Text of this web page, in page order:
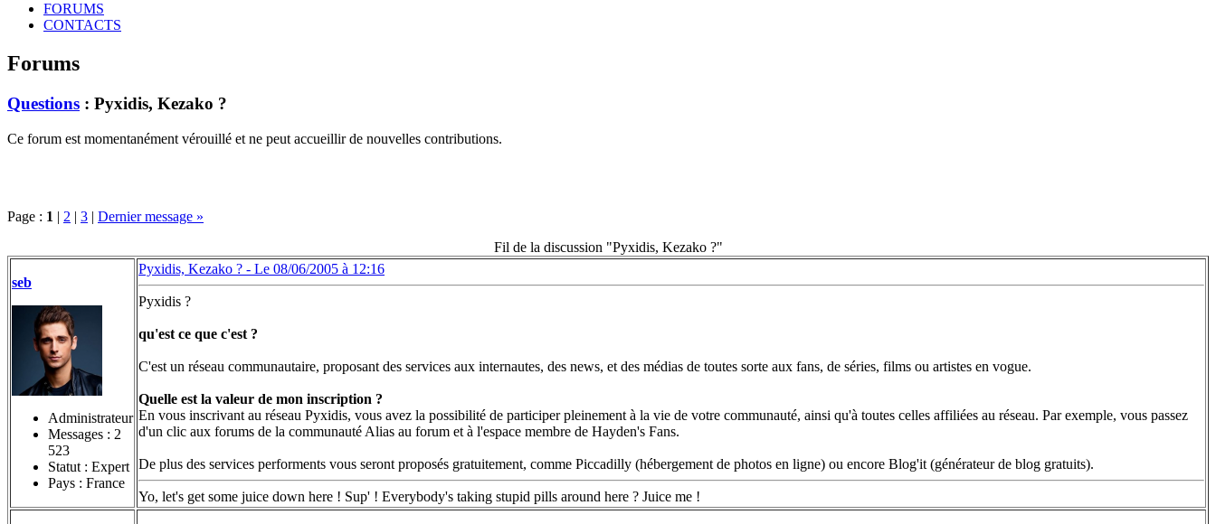
FORUMS
CONTACTS
Forums
Questions : Pyxidis, Kezako ?
Ce forum est momentanément vérouillé et ne peut accueillir de nouvelles contributions.
Page : 1 | 2 | 3 | Dernier message »
Fil de la discussion "Pyxidis, Kezako ?"
seb
Administrateur
Messages : 2
523
Statut : Expert
Pays : France
Pyxidis, Kezako ? - Le 08/06/2005 à 12:16
Pyxidis ?
qu'est ce que c'est ?
C'est un réseau communautaire, proposant des services aux internautes, des news, et des médias de toutes sorte aux fans, de séries, films ou artistes en vogue.
Quelle est la valeur de mon inscription ?
En vous inscrivant au réseau Pyxidis, vous avez la possibilité de participer pleinement à la vie de votre communauté, ainsi qu'à toutes celles affiliées au réseau. Par exemple, vous passez
d'un clic aux forums de la communauté Alias au forum et à l'espace membre de Hayden's Fans.
De plus des services performents vous seront proposés gratuitement, comme Piccadilly (hébergement de photos en ligne) ou encore Blog'it (générateur de blog gratuits).
Yo, let's get some juice down here ! Sup' ! Everybody's taking stupid pills around here ? Juice me !